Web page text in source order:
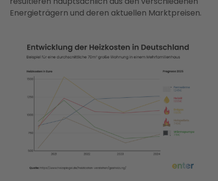
Energieträgern und deren aktuellen Marktpreisen.